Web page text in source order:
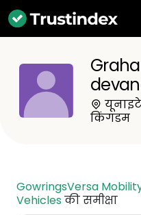
किंगडम
GowringsVersa
Vehiclesकी समीक्षा